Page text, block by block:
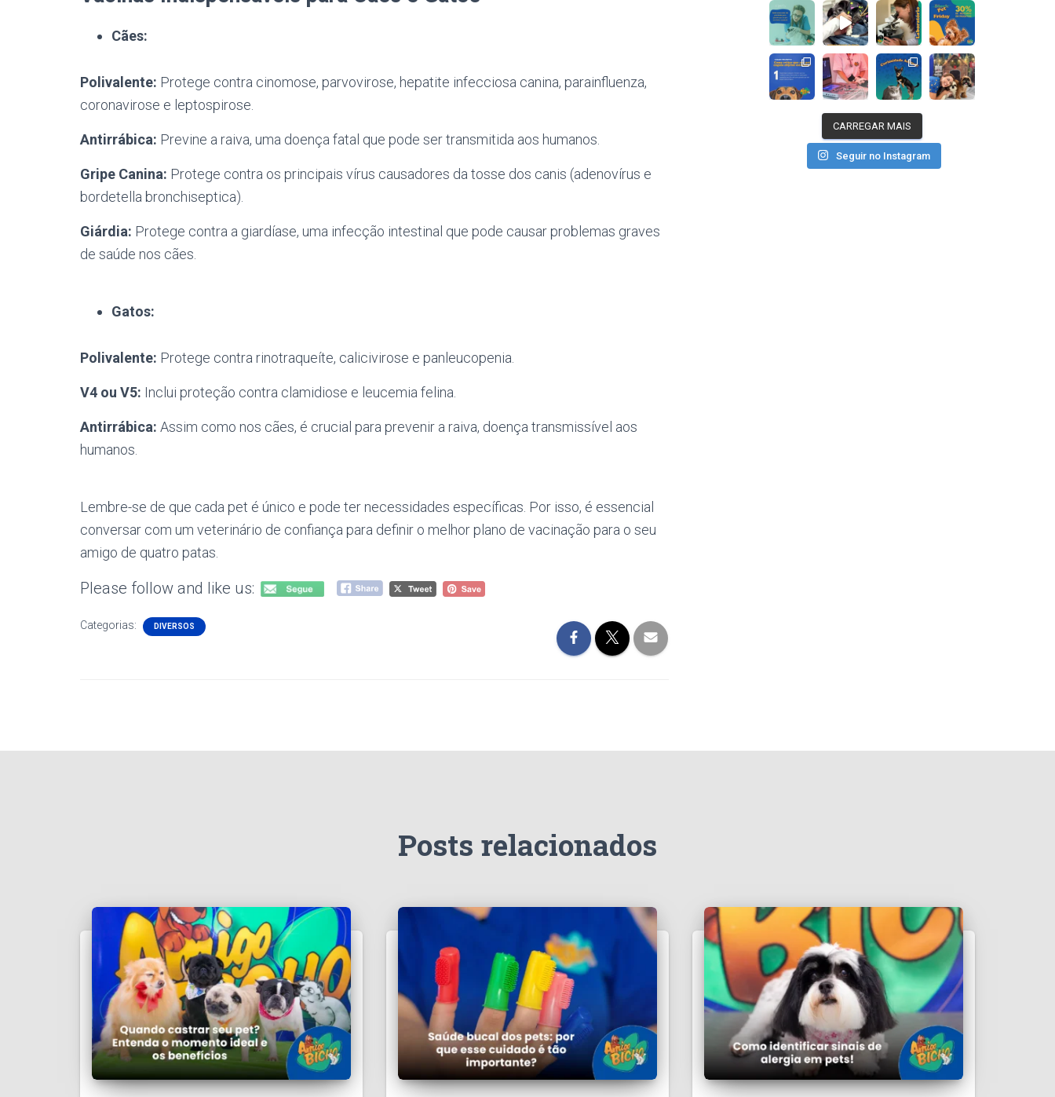
Cães:
Polivalente: Protege contra cinomose, parvovirose, hepatite infecciosa canina, parainfluenza,
coronavirose e leptospirose.
Antirrábica: Previne a raiva, uma doença fatal que pode ser transmitida aos humanos.
Gripe Canina: Protege contra os principais vírus causadores da tosse dos canis (adenovírus e
bordetella bronchiseptica).
Giárdia: Protege contra a giardíase, uma infecção intestinal que pode causar problemas graves
de saúde nos cães.
Gatos:
Polivalente: Protege contra rinotraqueíte, calicivirose e panleucopenia.
V4 ou V5: Inclui proteção contra clamidiose e leucemia felina.
Antirrábica: Assim como nos cães, é crucial para prevenir a raiva, doença transmissível aos
humanos.
Lembre-se de que cada pet é único e pode ter necessidades específicas. Por isso, é essencial
conversar com um veterinário de confiança para definir o melhor plano de vacinação para o seu
amigo de quatro patas.
Please follow and like us:
Categorias: DIVERSOS
CARREGAR MAIS
Seguir no Instagram
Posts relacionados